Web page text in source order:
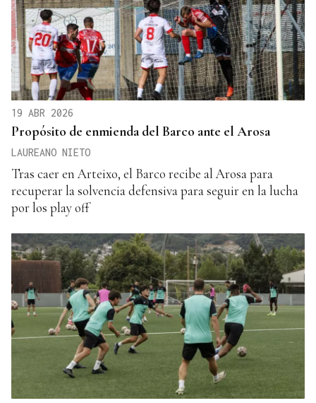
19 ABR 2026
Propósito de enmienda del Barco ante el Arosa
LAUREANO NIETO
Tras caer en Arteixo, el Barco recibe al Arosa para
recuperar la solvencia defensiva para seguir en la lucha
por los play off